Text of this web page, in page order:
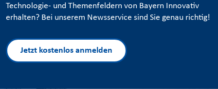
Technologie- und Themenfeldern von Bayern Innovativ
erhalten? Bei unserem Newsservice sind Sie genau richtig!
Jetzt kostenlos anmelden